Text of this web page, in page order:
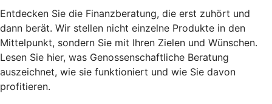
Entdecken Sie die Finanzberatung, die erst zuhört und
dann berät. Wir stellen nicht einzelne Produkte in den
Mittelpunkt, sondern Sie mit Ihren Zielen und Wünschen.
Lesen Sie hier, was Genossenschaftliche Beratung
auszeichnet, wie sie funktioniert und wie Sie davon
profitieren.